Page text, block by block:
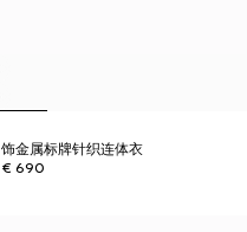
饰金属标牌针织连体衣
€ 690